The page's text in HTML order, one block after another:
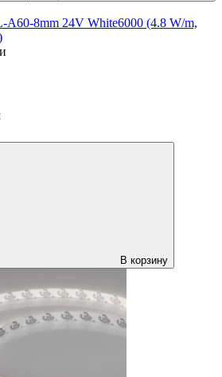
A60-8mm 24V White6000 (4.8 W/m,
В корзину